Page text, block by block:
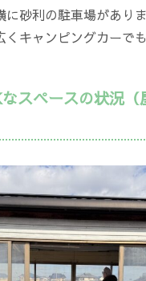
砂利の駐車場がありま
キャンピングカーでも
スペースの状況（